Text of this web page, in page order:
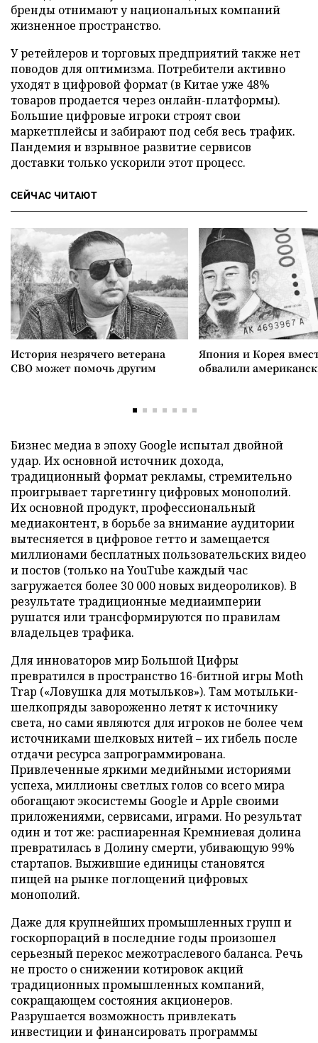
бренды отнимают у национальных компаний
жизненное пространство.
У ретейлеров и торговых предприятий также нет
поводов для оптимизма. Потребители активно
уходят в цифровой формат (в Китае уже 48%
товаров продается через онлайн-платформы).
Большие цифровые игроки строят свои
маркетплейсы и забирают под себя весь трафик.
Пандемия и взрывное развитие сервисов
доставки только ускорили этот процесс.
СЕЙЧАС ЧИТАЮТ
История незрячего ветерана
СВО может помочь другим
Япония и Корея
обвалили
Бизнесмедиа в эпоху Google испытал двойной
удар. Их основной источник дохода,
традиционный формат рекламы, стремительно
проигрывает таргетингу цифровых монополий.
Их основной продукт, профессиональный
медиаконтент, в борьбе за внимание аудитории
вытесняется в цифровое гетто и замещается
миллионами бесплатных пользовательских видео
и постов (только на YouTube каждый час
загружается более 30 000 новых видеороликов). В
результате традиционные медиаимперии
рушатся или трансформируются по правилам
владельцев трафика.
Для инноваторов мир Большой Цифры
превратился в пространство 16-битной игры Moth
Trap («Ловушка для мотыльков»). Там мотыльки-
шелкопряды завороженно летят к источнику
света, но сами являются для игроков не более чем
источниками шелковых нитей – их гибель после
отдачи ресурса запрограммирована.
Привлеченные яркими медийными историями
успеха, миллионы светлых голов со всего мира
обогащают экосистемы Google и Apple своими
приложениями, сервисами, играми. Но результат
один и тот же: распиаренная Кремниевая долина
превратилась в Долину смерти, убивающую 99%
стартапов. Выжившие единицы становятся
пищей на рынке поглощений цифровых
монополий.
Даже для крупнейших промышленных групп и
госкорпораций в последние годы произошел
серьезный перекос межотраслевого баланса. Речь
не просто о снижении котировок акций
традиционных промышленных компаний,
сокращающем состояния акционеров.
Разрушается возможность привлекать
инвестиции и финансировать программы